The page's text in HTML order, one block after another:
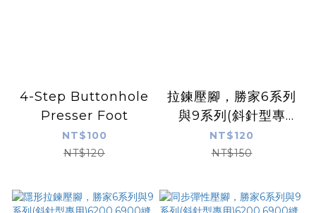
4-Step Buttonhole
Presser Foot
NT$100
NT$120
拉鍊壓腳，勝家6系列
與9系列(斜針型專
用)6200.6900縫紉機
NT$120
NT$150